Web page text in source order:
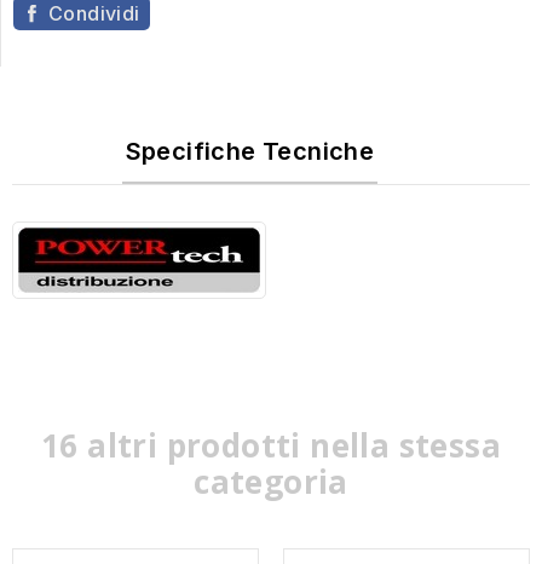
Condividi
Specifiche Tecniche
16 altri prodotti nella stessa
categoria